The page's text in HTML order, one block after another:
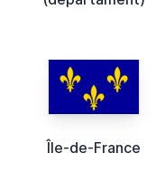
Île-de-France